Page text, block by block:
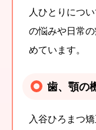
人ひとりにつ
の悩みや日常
めています。
歯、顎の
入谷ひろまつ